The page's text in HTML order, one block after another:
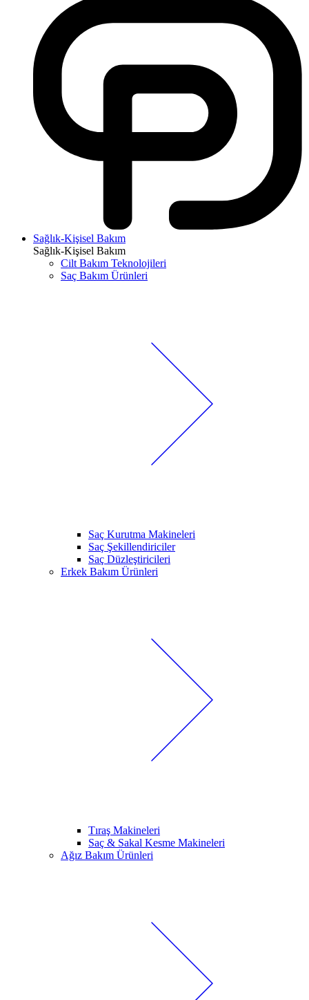
Sağlık-Kişisel Bakım
Sağlık-Kişisel Bakım
Cilt Bakım Teknolojileri
Saç Bakım Ürünleri
Saç Kurutma Makineleri
Saç Şekillendiriciler
Saç Düzleştiricileri
Erkek Bakım Ürünleri
Tıraş Makineleri
Saç & Sakal Kesme Makineleri
Ağız Bakım Ürünleri